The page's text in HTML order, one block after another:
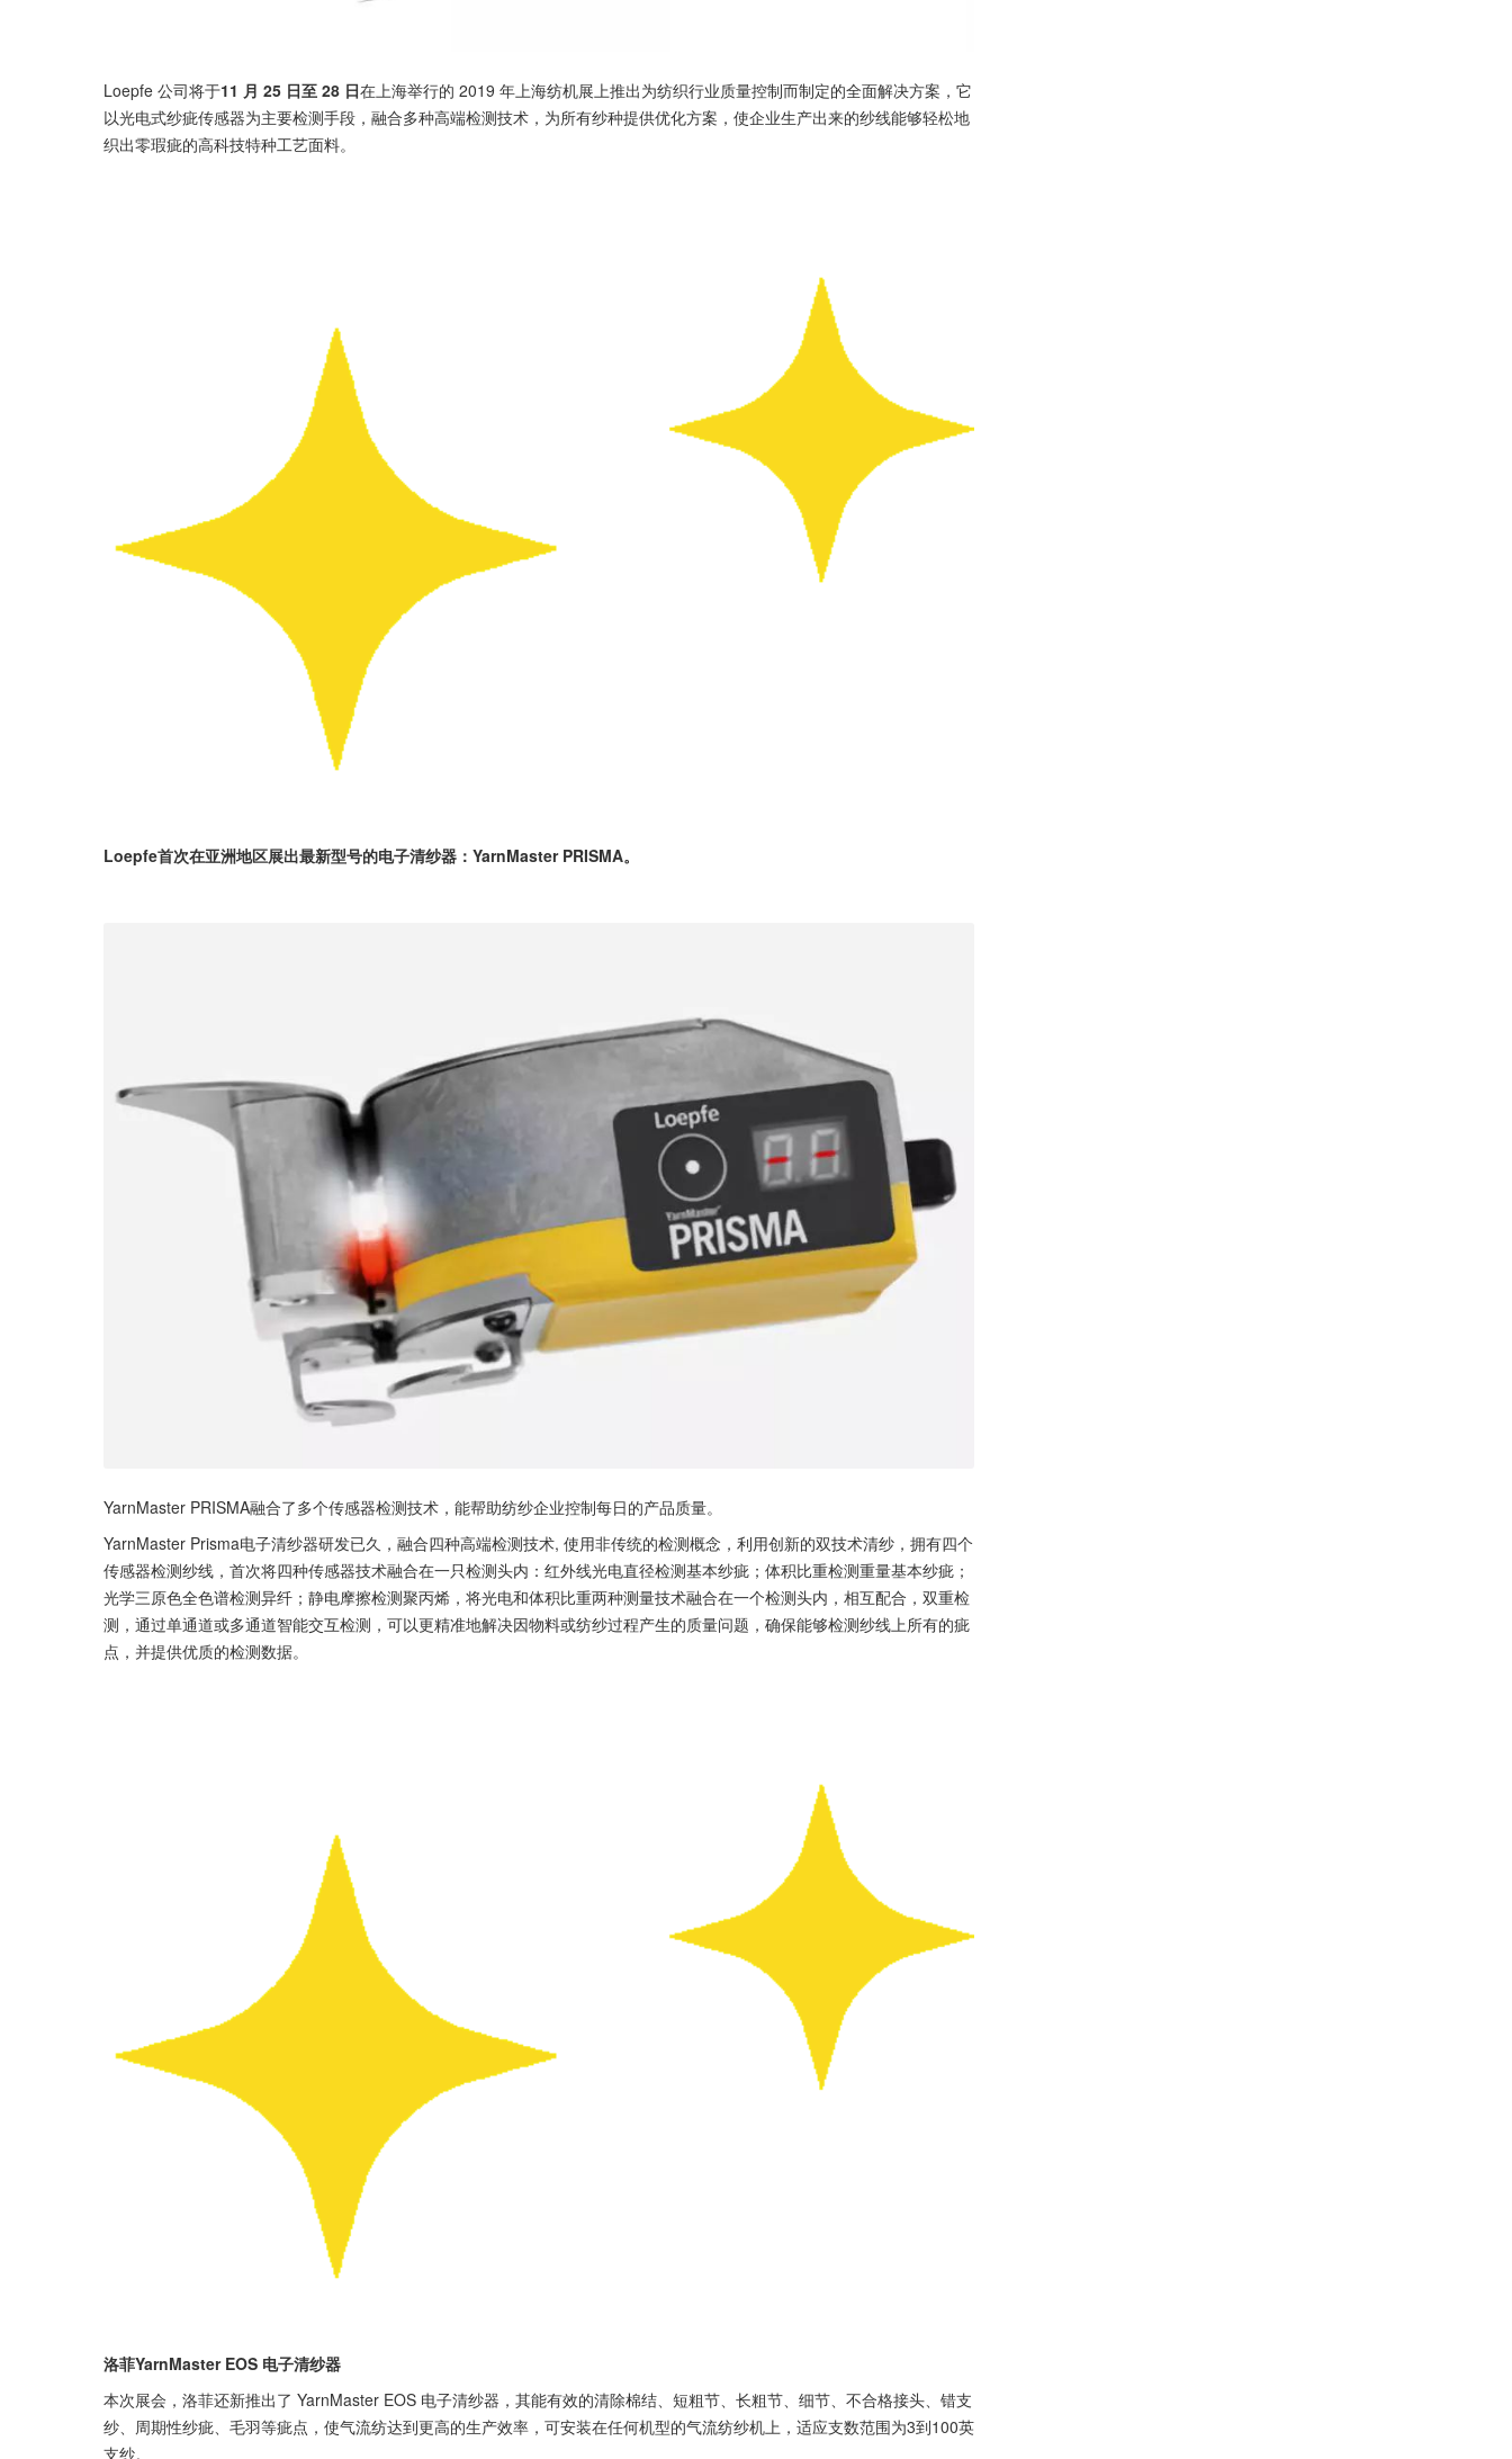
Loepfe 公司将于11 月 25 日至 28 日在上海举行的 2019 年上海纺机展上推出为纺织行业质量控制而制定的全面解决方案，它
以光电式纱疵传感器为主要检测手段，融合多种高端检测技术，为所有纱种提供优化方案，使企业生产出来的纱线能够轻松地
织出零瑕疵的高科技特种工艺面料。
Loepfe首次在亚洲地区展出最新型号的电子清纱器：YarnMaster PRISMA。
YarnMaster PRISMA融合了多个传感器检测技术，能帮助纺纱企业控制每日的产品质量。
YarnMaster Prisma电子清纱器研发已久，融合四种高端检测技术, 使用非传统的检测概念，利用创新的双技术清纱，拥有四个
传感器检测纱线，首次将四种传感器技术融合在一只检测头内：红外线光电直径检测基本纱疵；体积比重检测重量基本纱疵；
光学三原色全色谱检测异纤；静电摩擦检测聚丙烯，将光电和体积比重两种测量技术融合在一个检测头内，相互配合，双重检
测，通过单通道或多通道智能交互检测，可以更精准地解决因物料或纺纱过程产生的质量问题，确保能够检测纱线上所有的疵
点，并提供优质的检测数据。
洛菲YarnMaster EOS 电子清纱器
本次展会，洛菲还新推出了 YarnMaster EOS 电子清纱器，其能有效的清除棉结、短粗节、长粗节、细节、不合格接头、错支
纱、周期性纱疵、毛羽等疵点，使气流纺达到更高的生产效率，可安装在任何机型的气流纺纱机上，适应支数范围为3到100英
支纱。